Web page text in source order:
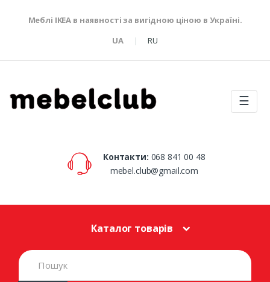
Меблі IKEA в наявності за вигідною ціною в Україні.
UA
RU
☰
Контакти: 068 841 00 48
mebel.club@gmail.com
Каталог товарів
S
e